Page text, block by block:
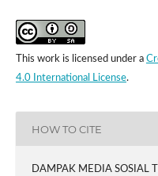
This work is licensed under a
4.0 International License.
HOW TO CITE
DAMPAK MEDIA SOSIAL